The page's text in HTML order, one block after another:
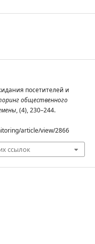
посетителей и
общественного
, (4), 230–244.
article/view/2866
ссылок